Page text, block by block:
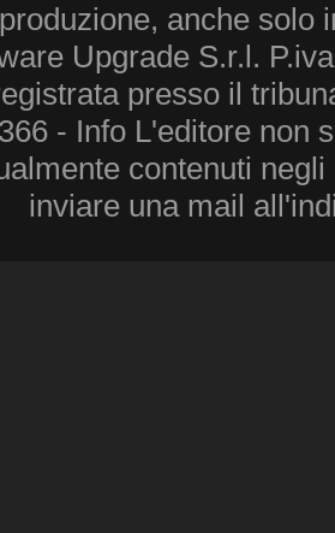
anche solo
Upgrade S.r.l.
presso il
- Info L'editore non
contenuti
inviare una mail